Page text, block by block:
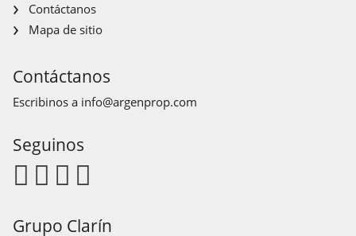
Contáctanos
Mapa de sitio
Contáctanos
Escribinos a info@argenprop.com
Seguinos
Grupo Clarín